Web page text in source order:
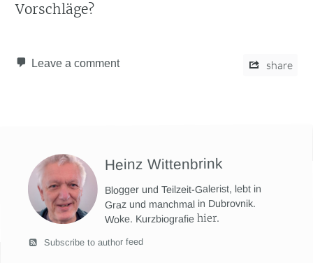
Vorschläge?
Leave a comment share
Heinz Wittenbrink
Blogger und Teilzeit-Galerist, lebt in
Graz und manchmal in Dubrovnik.
Woke. Kurzbiografiehier.
Subscribe to author feed